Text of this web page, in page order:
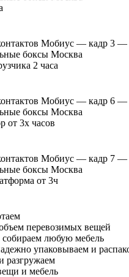
2 часа
от 3х часов
от 3ч
перевозимых вещей
собираем любую мебель
упаковываем и
разгружаем
и мебель